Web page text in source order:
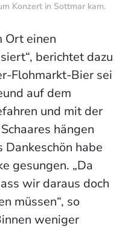
Konzert in Sottmar kam.
Ort einen
berichtet dazu
Flohmarkt-Bier sei
auf dem
und mit der
hängen
habe
gesungen. „Da
wir daraus doch
müssen“, so
weniger